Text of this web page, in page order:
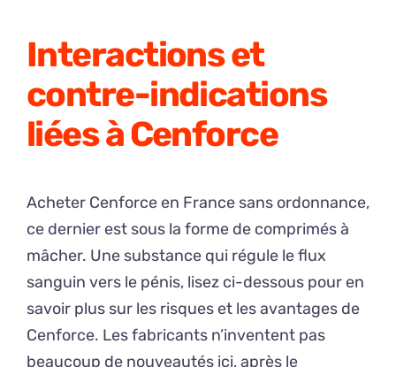
Interactions et
contre-indications
liées à Cenforce
Acheter Cenforce en France sans ordonnance,
ce dernier est sous la forme de comprimés à
mâcher. Une substance qui régule le flux
sanguin vers le pénis, lisez ci-dessous pour en
savoir plus sur les risques et les avantages de
Cenforce. Les fabricants n’inventent pas
beaucoup de nouveautés ici, après le